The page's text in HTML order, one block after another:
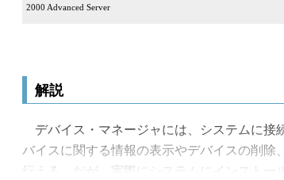
2000 Advanced Server
解説
デバイス・マネージャには、システムに接
バイスに関する情報の表示やデバイスの削
行える。だが、実際にシステムにインストー